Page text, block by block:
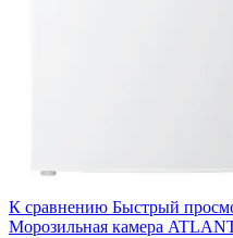
К сравнению Быстрый
Морозильная камера